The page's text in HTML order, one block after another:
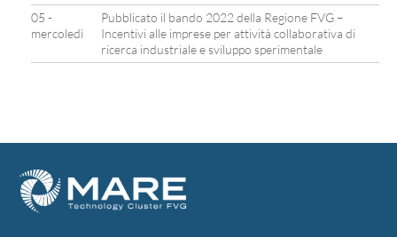
05 -
mercoledì
Pubblicato il bando 2022 della Regione FVG –
Incentivi alle imprese per attività collaborativa di
ricerca industriale e sviluppo sperimentale